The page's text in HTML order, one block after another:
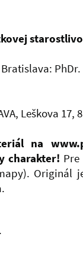
Leškova
na
charakter!